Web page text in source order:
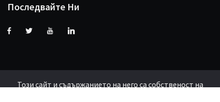
Последвайте Ни
Този сайт и съдържанието на него са собственост на